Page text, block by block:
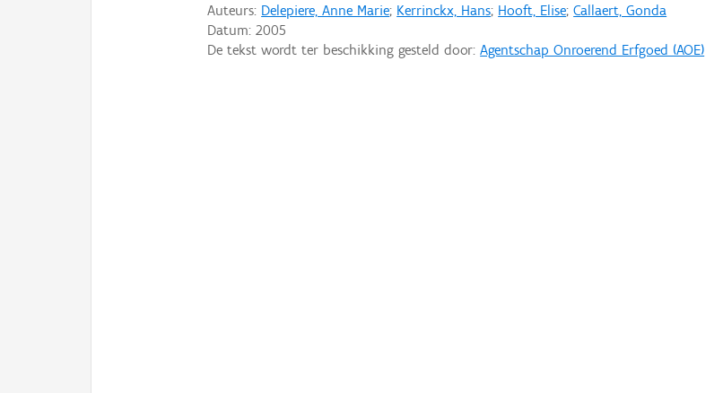
Auteurs: Delepiere, Anne Marie; Kerrinckx, Hans; Hooft, Elise;Callaert, Gonda
Datum:2005
De tekst wordt ter beschikking gesteld door:Agentschap Onroerend Erfgoed (AOE)